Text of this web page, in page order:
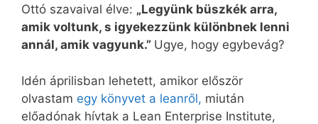
Ottó szavaival élve: „Legyünk büszkék arra,
amik voltunk, s igyekezzünk különbnek lenni
annál, amik vagyunk.” Ugye, hogy egybevág?
Idén áprilisban lehetett, amikor először
olvastam egy könyvet a leanről, miután
előadónak hívtak a Lean Enterprise Institute,